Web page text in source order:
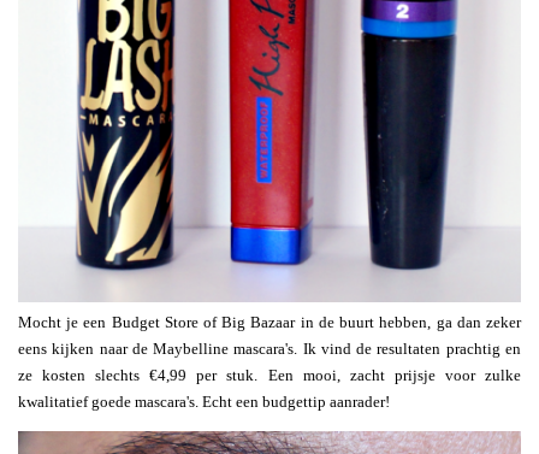
Mocht je een Budget Store of Big Bazaar in de buurt hebben, ga dan zeker
eens kijken naar de Maybelline mascara's. Ik vind de resultaten prachtig en
ze kosten slechts €4,99 per stuk. Een mooi, zacht prijsje voor zulke
kwalitatief goede mascara's. Echt een budgettip aanrader!